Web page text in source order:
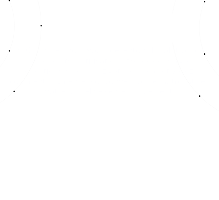
e-commerce grâce à une IA dédiée au support client
En 30 minutes, nous vous présentons la solution, des